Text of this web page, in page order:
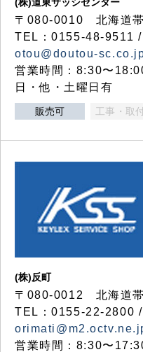
〒080-0010 北海道
TEL：0155-48-9511
otou@doutou-
営業時間：8:30〜
日・他・土曜日有
販売可 工事・取
(株)反町
〒080-0012 北海道
TEL：0155-22-2800
営業時間：8:30〜